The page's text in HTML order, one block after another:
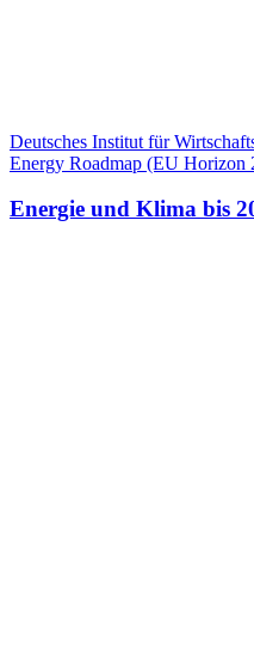
Deutsches Institut für
Energy Roadmap (EU Horizon
Energie und Klima bis